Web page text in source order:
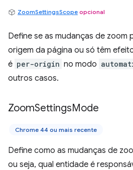
ZoomSettingsScope opcional
Define se as mudanças de zoom
origem da página ou só têm
é per-origin no modo
outros casos.
ZoomSettingsMode
Chrome 44 ou mais recente
Define como as mudanças de
ou seja, qual entidade é